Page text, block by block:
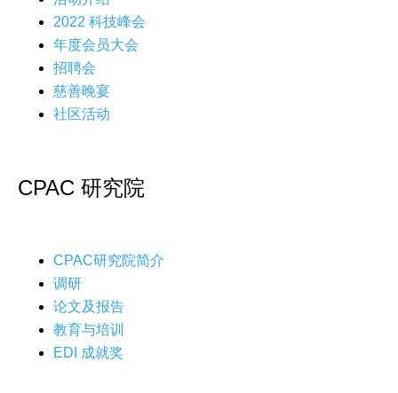
2022 科技峰会
年度会员大会
招聘会
慈善晚宴
社区活动
CPAC 研究院
CPAC研究院简介
调研
论文及报告
教育与培训
EDI 成就奖